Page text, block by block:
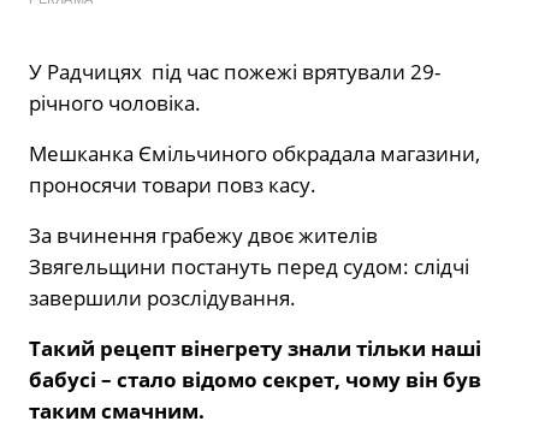
У Радчицях під час пожежі врятували 29-
річного чоловіка.
Мешканка Ємільчиного обкрадала магазини,
проносячи товари повз касу.
За вчинення грабежу двоє жителів
Звягельщини постануть перед судом: слідчі
завершили розслідування.
Такий рецепт вінегрету знали тільки наші
бабусі – стало відомо секрет, чому він був
таким смачним.